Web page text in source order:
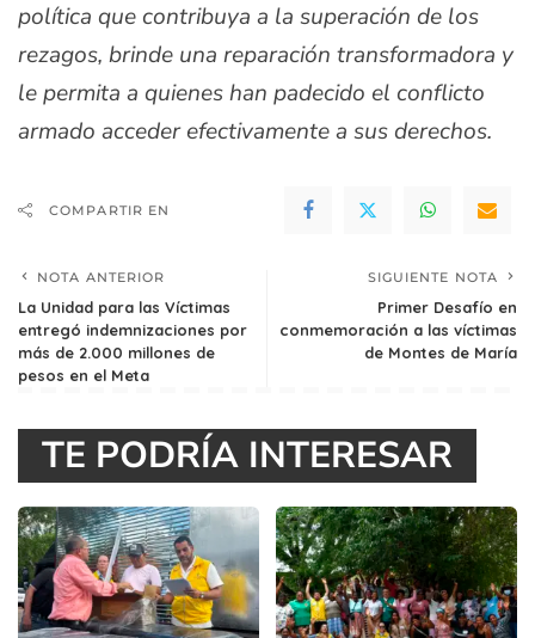
política que contribuya a la superación de los
rezagos, brinde una reparación transformadora y
le permita a quienes han padecido el conflicto
armado acceder efectivamente a sus derechos.
COMPARTIR EN
NOTA ANTERIOR
La Unidad para las Víctimas
entregó indemnizaciones por
más de 2.000 millones de
pesos en el Meta
SIGUIENTE NOTA
Primer Desafío en
conmemoración a las víctimas
de Montes de María
TE PODRÍA INTERESAR